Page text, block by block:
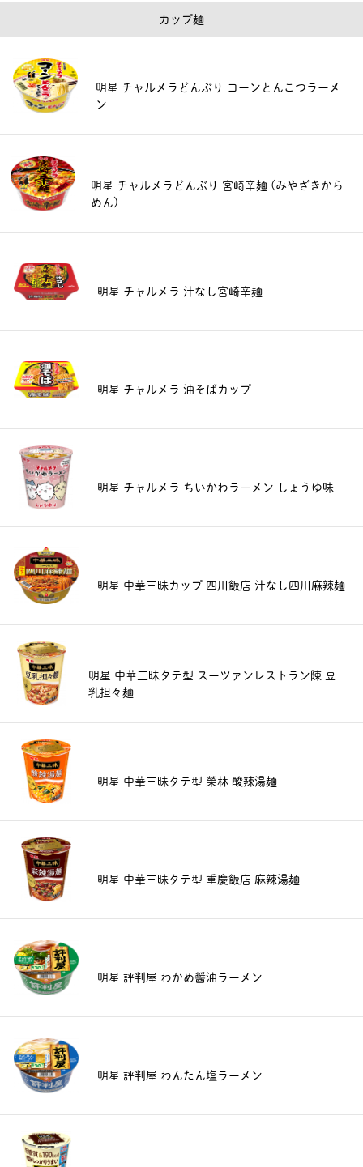
カップ麺
明星 チャルメラどんぶり コーンとんこつラーメ
ン
明星 チャルメラどんぶり 宮崎辛麺 (みやざきから
めん)
明星 チャルメラ 汁なし宮崎辛麺
明星 チャルメラ 油そばカップ
明星 チャルメラ ちいかわラーメン しょうゆ味
明星 中華三昧カップ 四川飯店 汁なし四川麻辣麺
明星 中華三昧タテ型 スーツァンレストラン陳 豆
乳担々麺
明星 中華三昧タテ型 榮林 酸辣湯麺
明星 中華三昧タテ型 重慶飯店 麻辣湯麺
明星 評判屋 わかめ醤油ラーメン
明星 評判屋 わんたん塩ラーメン